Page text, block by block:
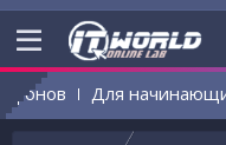
Для начинающих